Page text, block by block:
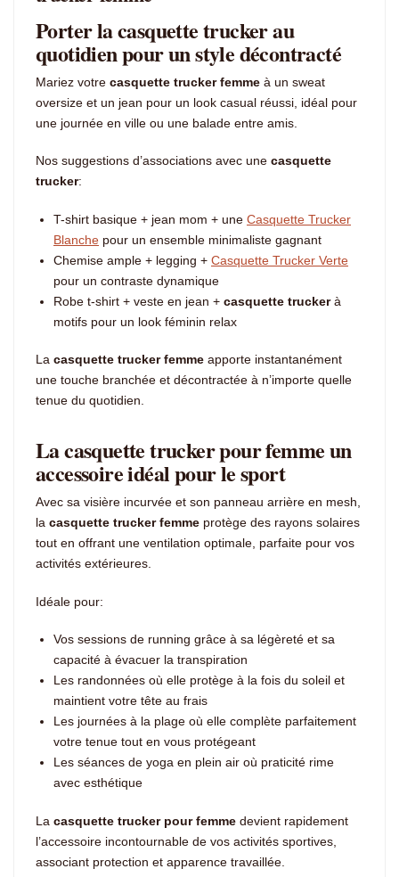
Porter la casquette trucker au
quotidien pour un style décontracté
Mariez votre casquette trucker femme à un sweat
oversize et un jean pour un look casual réussi, idéal pour
une journée en ville ou une balade entre amis.
Nos suggestions d’associations avec une casquette
trucker:
T-shirt basique + jean mom + une Casquette Trucker
Blanche pour un ensemble minimaliste gagnant
Chemise ample + legging + Casquette Trucker Verte
pour un contraste dynamique
Robe t-shirt + veste en jean + casquette truckerà
motifs pour un look féminin relax
La casquette trucker femme apporte instantanément
une touche branchée et décontractée à n’importe quelle
tenue du quotidien.
La casquette trucker pour femme un
accessoire idéal pour le sport
Avec sa visière incurvée et son panneau arrière en mesh,
la casquette trucker femme protège des rayons solaires
tout en offrant une ventilation optimale, parfaite pour vos
activités extérieures.
Idéale pour:
Vos sessions de running grâce à sa légèreté et sa
capacité à évacuer la transpiration
Les randonnées où elle protège à la fois du soleil et
maintient votre tête au frais
Les journées à la plage où elle complète parfaitement
votre tenue tout en vous protégeant
Les séances de yoga en plein air où praticité rime
avec esthétique
La casquette trucker pour femme devient rapidement
l’accessoire incontournable de vos activités sportives,
associant protection et apparence travaillée.